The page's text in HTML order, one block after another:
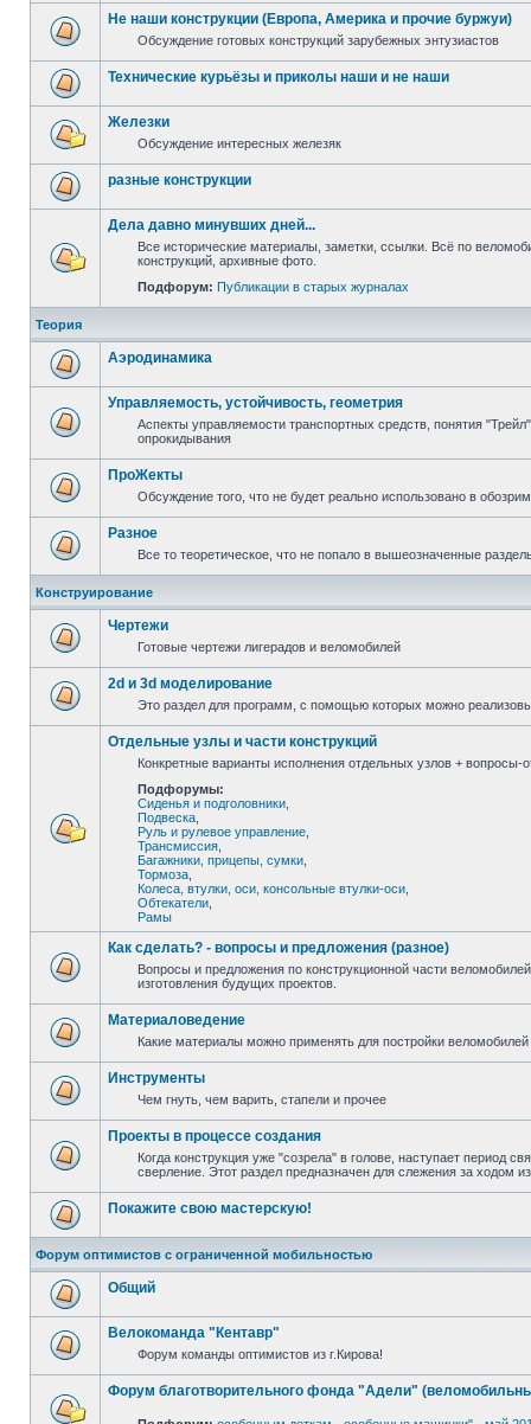
Не наши конструкции (Европа, Америка и прочие буржуи)
Обсуждение готовых конструкций зарубежных энтузиастов
Технические курьёзы и приколы наши и не наши
Железки
Обсуждение интересных железяк
разные конструкции
Дела давно минувших дней...
Все исторические материалы, заметки, ссылки. Всё по
конструкций, архивные фото.
Подфорум: Публикации в старых журналах
Теория
Аэродинамика
Управляемость, устойчивость, геометрия
Аспекты управляемости транспортных средств, понятия
опрокидывания
ПроЖекты
Обсуждение того, что не будет реально использовано в
Разное
Все то теоретическое, что не попало в вышеозначенные
Конструирование
Чертежи
Готовые чертежи лигерадов и веломобилей
2d и 3d моделирование
Это раздел для программ, с помощью которых можно
Отдельные узлы и части конструкций
Конкретные варианты исполнения отдельных узлов + вопросы-
Подфорумы:
Сиденья и подголовники
Подвеска
Руль и рулевое управление
Трансмиссия
Багажники, прицепы, сумки
Тормоза
Колеса, втулки, оси, консольные втулки-оси
Обтекатели
Рамы
Как сделать? - вопросы и предложения (разное)
Вопросы и предложения по конструкционной части
изготовления будущих проектов.
Материаловедение
Какие материалы можно применять для постройки
Инструменты
Чем гнуть, чем варить, стапели и прочее
Проекты в процессе создания
Когда конструкция уже "созрела" в голове, наступает период
сверление. Этот раздел предназначен для слежения за ходом
Покажите свою мастерскую!
Форум оптимистов с ограниченной мобильностью
Общий
Велокоманда "Кентавр"
Форум команды оптимистов из г.Кирова!
Форум благотворительного фонда "Адели"